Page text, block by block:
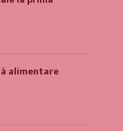
alimentare